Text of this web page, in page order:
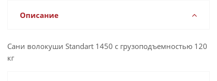
Описание
Сани волокуши Standart 1450 с грузоподъемностью 120
кг